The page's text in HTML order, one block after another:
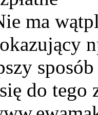
ma
do tego